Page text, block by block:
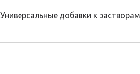
Универсальные добавки к растворам